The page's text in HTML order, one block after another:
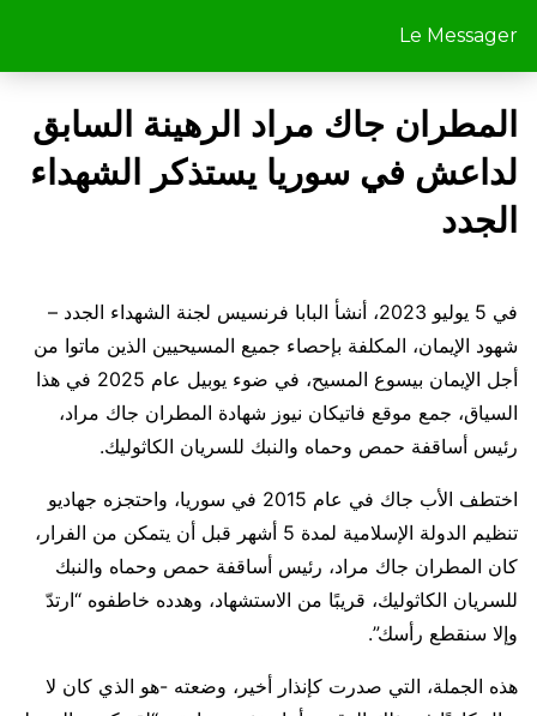
Le Messager
المطران جاك مراد الرهينة السابق
لداعش في سوريا يستذكر الشهداء
الجدد
في 5 يوليو 2023، أنشأ البابا فرنسيس لجنة الشهداء الجدد –
شهود الإيمان، المكلفة بإحصاء جميع المسيحيين الذين ماتوا من
أجل الإيمان بيسوع المسيح، في ضوء يوبيل عام 2025 في هذا
السياق، جمع موقع فاتيكان نيوز شهادة المطران جاك مراد،
رئيس أساقفة حمص وحماه والنبك للسريان الكاثوليك.
اختطف الأب جاك في عام 2015 في سوريا، واحتجزه جهاديو
تنظيم الدولة الإسلامية لمدة 5 أشهر قبل أن يتمكن من الفرار،
كان المطران جاك مراد، رئيس أساقفة حمص وحماه والنبك
للسريان الكاثوليك، قريبًا من الاستشهاد، وهدده خاطفوه “ارتدّ
وإلا سنقطع رأسك”.
هذه الجملة، التي صدرت كإنذار أخير، وضعته -هو الذي كان لا